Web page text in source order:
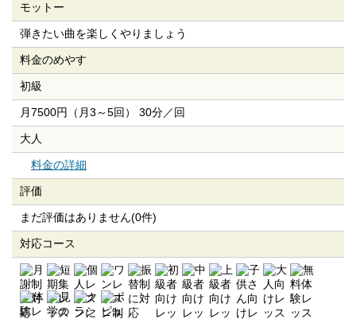
モットー
弾きたい曲を楽しくやりましょう
料金のめやす
初級
月7500円（月3～5回） 30分／回
大人
料金の詳細
評価
まだ評価はありません(0件)
対応コース